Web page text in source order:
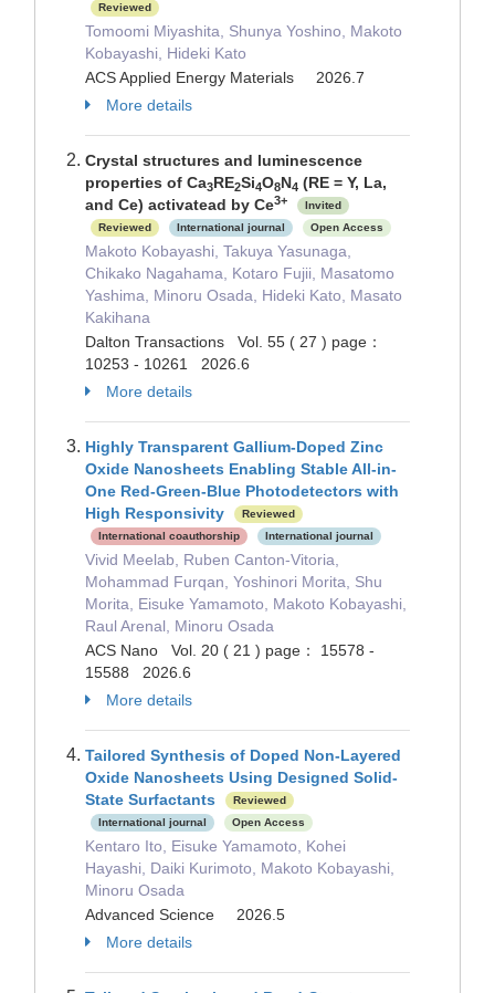
Reviewed
Tomoomi Miyashita, Shunya Yoshino, Makoto
Kobayashi, Hideki Kato
ACS Applied Energy Materials 2026.7
More details
Crystal structures and luminescence
properties of Ca3RE2Si4O8N4 (RE = Y, La,
and Ce) activatead by Ce3+
Invited
Reviewed
International journal Open Access
Makoto Kobayashi, Takuya Yasunaga,
Chikako Nagahama, Kotaro Fujii, Masatomo
Yashima, Minoru Osada, Hideki Kato, Masato
Kakihana
Dalton Transactions Vol. 55 ( 27 ) page：
10253 - 10261 2026.6
More details
Highly Transparent Gallium-Doped Zinc
Oxide Nanosheets Enabling Stable All-in-
One Red-Green-Blue Photodetectors with
High Responsivity
Reviewed
International coauthorship
International journal
Vivid Meelab, Ruben Canton-Vitoria,
Mohammad Furqan, Yoshinori Morita, Shu
Morita, Eisuke Yamamoto, Makoto Kobayashi,
Raul Arenal, Minoru Osada
ACS Nano Vol. 20 ( 21 ) page： 15578 -
15588 2026.6
More details
Tailored Synthesis of Doped Non‐Layered
Oxide Nanosheets Using Designed Solid‐
State Surfactants
Reviewed
International journal
Open Access
Kentaro Ito, Eisuke Yamamoto, Kohei
Hayashi, Daiki Kurimoto, Makoto Kobayashi,
Minoru Osada
Advanced Science 2026.5
More details